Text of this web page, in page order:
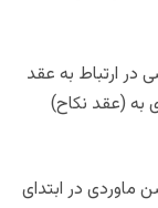
ارتباط به عقد
به (عقد نکاح)
ماوردی در ابتدای